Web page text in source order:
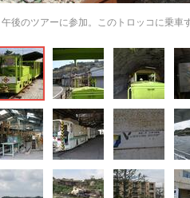
午後のツアーに参加。このトロッコに乗車